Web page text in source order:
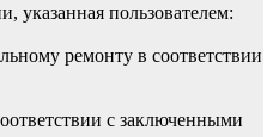
указанная пользователем:
ремонту в соответствии
с заключенными